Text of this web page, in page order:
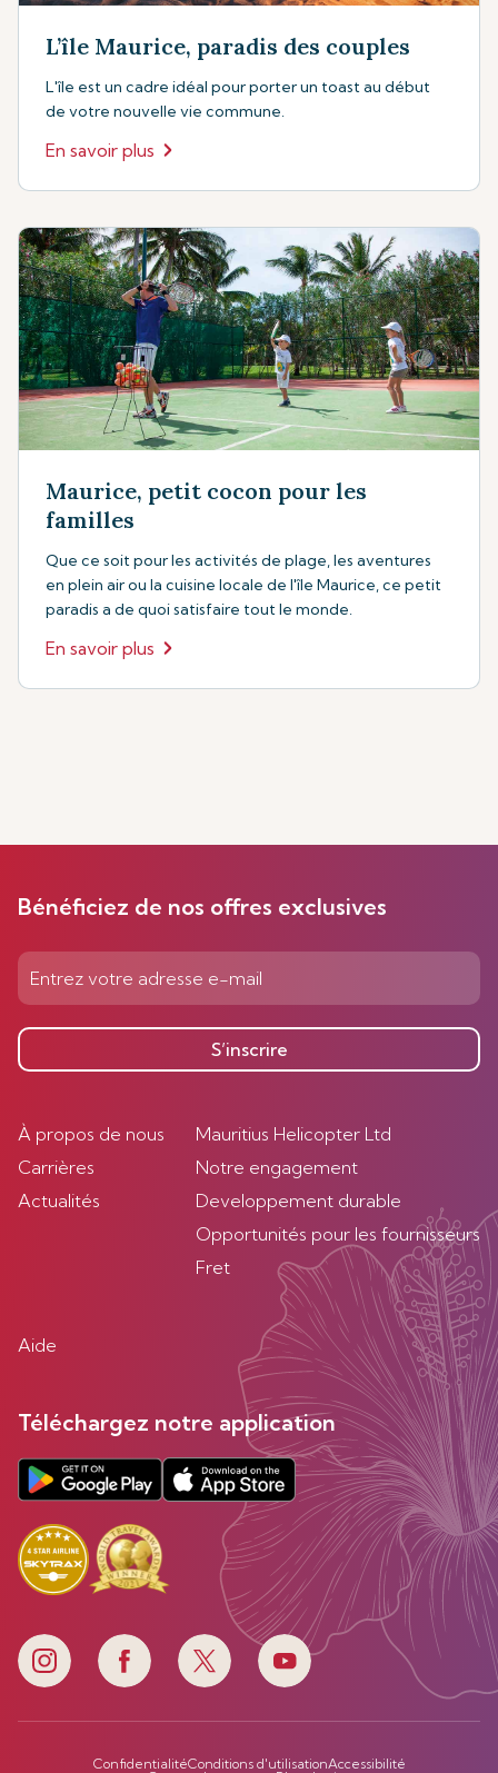
L’île Maurice, paradis des couples
L'île est un cadre idéal pour porter un toast au début
de votre nouvelle vie commune.
En savoir plus
Maurice, petit cocon pour les
familles
Que ce soit pour les activités de plage, les aventures
en plein air ou la cuisine locale de l'île Maurice, ce petit
paradis a de quoi satisfaire tout le monde.
En savoir plus
Bénéficiez de nos offres exclusives
S’inscrire
À propos de nous
Carrières
Actualités
Mauritius Helicopter Ltd
Notre engagement
Developpement durable
Opportunités pour les fournisseurs
Fret
Aide
Téléchargez notre application
ConfidentialitéConditions d'utilisationAccessibilité